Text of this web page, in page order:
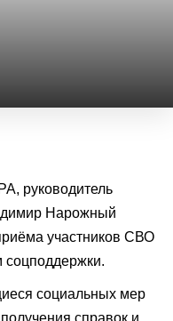
руководитель
Нарожный
участников СВО
соцподдержки.
социальных мер